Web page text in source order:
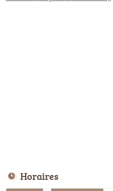
Horaires